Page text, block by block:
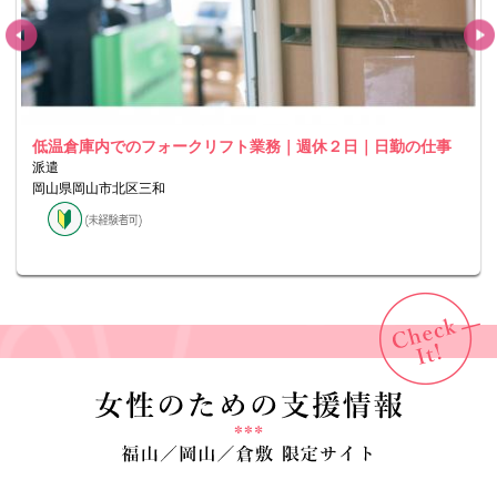
低温倉庫内でのフォークリフト業務｜週休２日｜日勤の仕事
派遣
岡山県岡山市北区三和